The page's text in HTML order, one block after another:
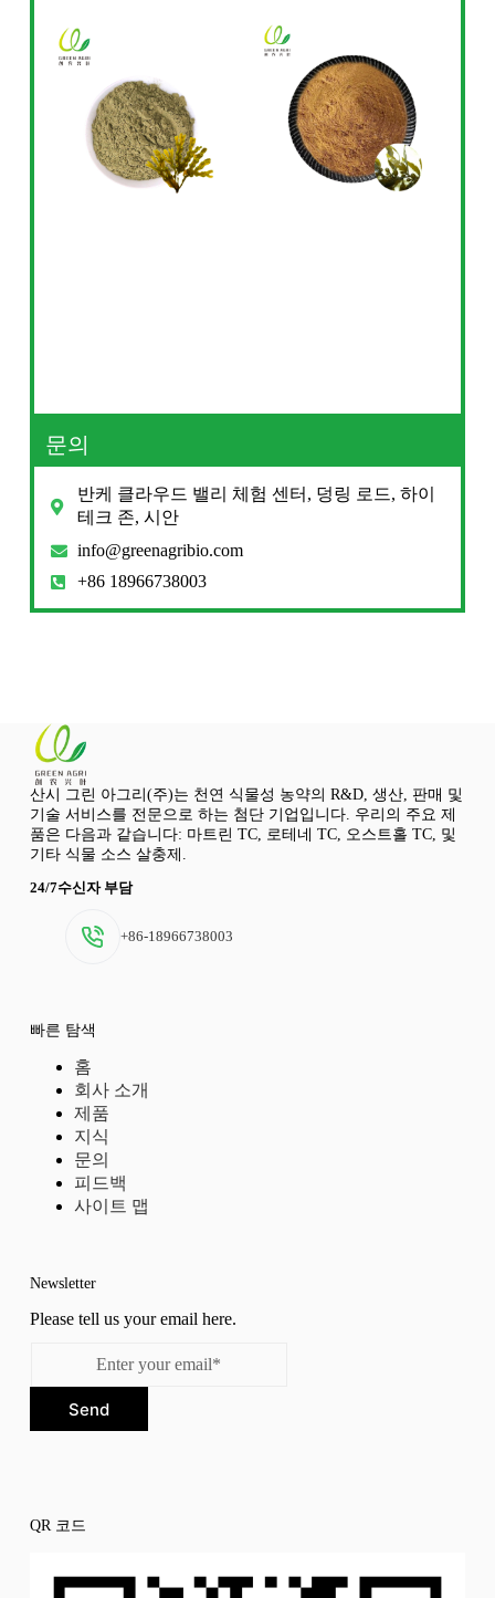
문의
반케 클라우드 밸리 체험 센터, 덩링 로드, 하이
테크 존, 시안
info@greenagribio.com
+86 18966738003
산시 그린 아그리(주)는 천연 식물성 농약의 R&D, 생산, 판매 및
기술 서비스를 전문으로 하는 첨단 기업입니다. 우리의 주요 제
품은 다음과 같습니다: 마트린 TC, 로테네 TC, 오스트홀 TC, 및
기타 식물 소스 살충제.
24/7수신자 부담
+86-18966738003
빠른 탐색
홈
회사 소개
제품
지식
문의
피드백
사이트 맵
Newsletter
Please tell us your email here.
Send
QR 코드